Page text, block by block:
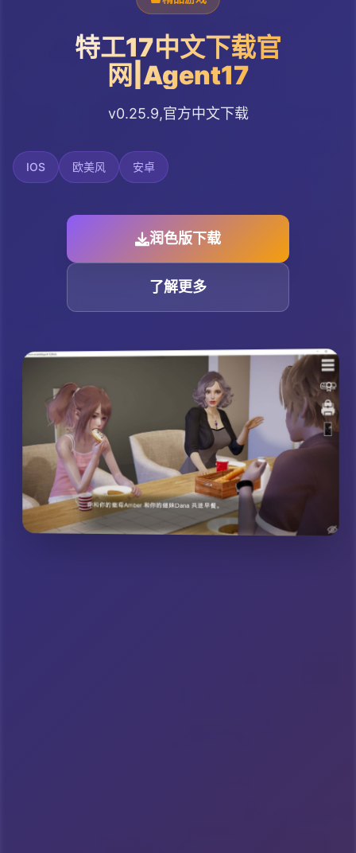
特工17中文下载官
网|Agent17
v0.25.9,官方中文下载
IOS 欧美风 安卓
润色版下载
了解更多